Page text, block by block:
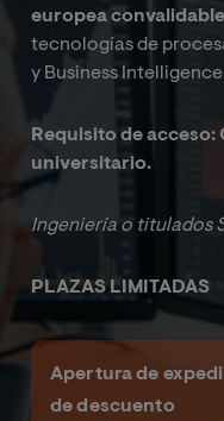
europea
tecnologías de
y Business
Requisito de
universitario.
Ingeniería o titulados
PLAZAS LIMITADAS
Apertura de
de descuento